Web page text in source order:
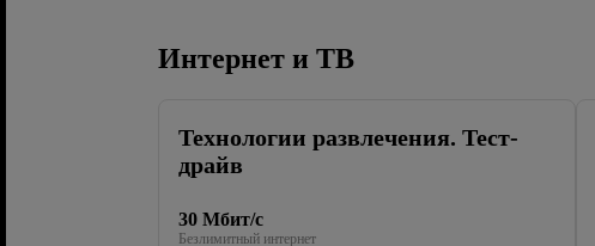
Интернет и ТВ
Технологии развлечения. Тест-
драйв
30 Мбит/с
Безлимитный интернет